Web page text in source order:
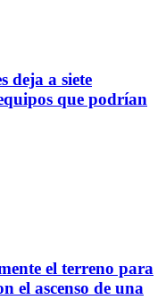
deja a siete
que podrían
el terreno para
el ascenso de una